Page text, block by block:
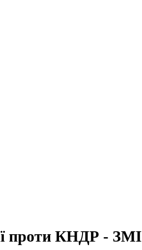
проти КНДР - ЗМІ